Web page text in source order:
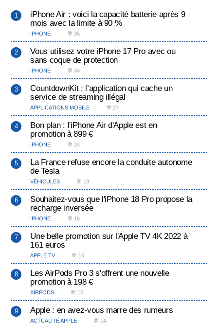
iPhone Air : voici la capacité batterie après 9
mois avec la limite à 90 %
IPHONE 💬 35
Vous utilisez votre iPhone 17 Pro avec ou
sans coque de protection
IPHONE 💬 34
CountdownKit : l’application qui cache un
service de streaming illégal
APPLICATIONS MOBILE 💬 27
Bon plan : l'iPhone Air d'Apple est en
promotion à 899 €
IPHONE 💬 24
La France refuse encore la conduite autonome
de Tesla
VÉHICULES 💬 19
Souhaitez-vous que l'iPhone 18 Pro propose la
recharge inversée
IPHONE 💬 16
Une belle promotion sur l'Apple TV 4K 2022 à
161 euros
APPLE TV 💬 15
Les AirPods Pro 3 s'offrent une nouvelle
promotion à 198 €
AIRPODS 💬 15
Apple : en avez-vous marre des rumeurs
ACTUALITÉ APPLE 💬 14